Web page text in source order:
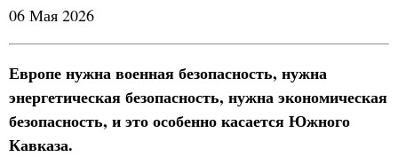
06 Мая 2026
Европе нужна военная безопасность, нужна
энергетическая безопасность, нужна экономическая
безопасность, и это особенно касается Южного
Кавказа.